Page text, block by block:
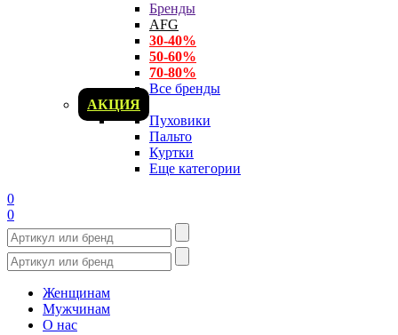
Бренды
AFG
30-40%
50-60%
70-80%
Все бренды
АКЦИЯ
Пуховики
Пальто
Куртки
Еще категории
0
0
Женщинам
Мужчинам
О нас